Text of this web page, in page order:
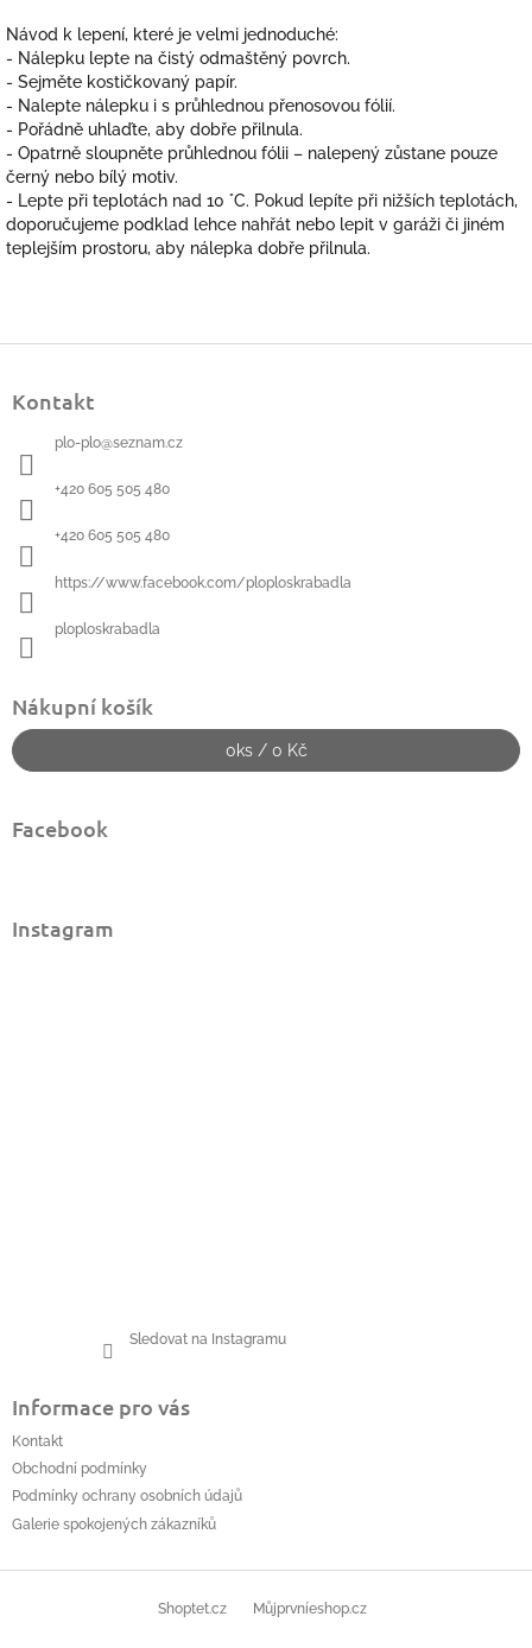
Návod k lepení, které je velmi jednoduché:
- Nálepku lepte na čistý odmaštěný povrch.
- Sejměte kostičkovaný papír.
- Nalepte nálepku i s průhlednou přenosovou fólií.
- Pořádně uhlaďte, aby dobře přilnula.
- Opatrně sloupněte průhlednou fólii – nalepený zůstane pouze
černý nebo bílý motiv.
- Lepte při teplotách nad 10 °C. Pokud lepíte při nižších teplotách,
doporučujeme podklad lehce nahřát nebo lepit v garáži či jiném
teplejším prostoru, aby nálepka dobře přilnula.
Kontakt
plo-plo@seznam.cz
+420 605 505 480
+420 605 505 480
https://www.facebook.com/ploploskrabadla
ploploskrabadla
Nákupní košík
0ks / 0 Kč
Facebook
Instagram
Sledovat na Instagramu
Informace pro vás
Kontakt
Obchodní podmínky
Podmínky ochrany osobních údajů
Galerie spokojených zákazníků
Shoptet.cz Můjprvníeshop.cz